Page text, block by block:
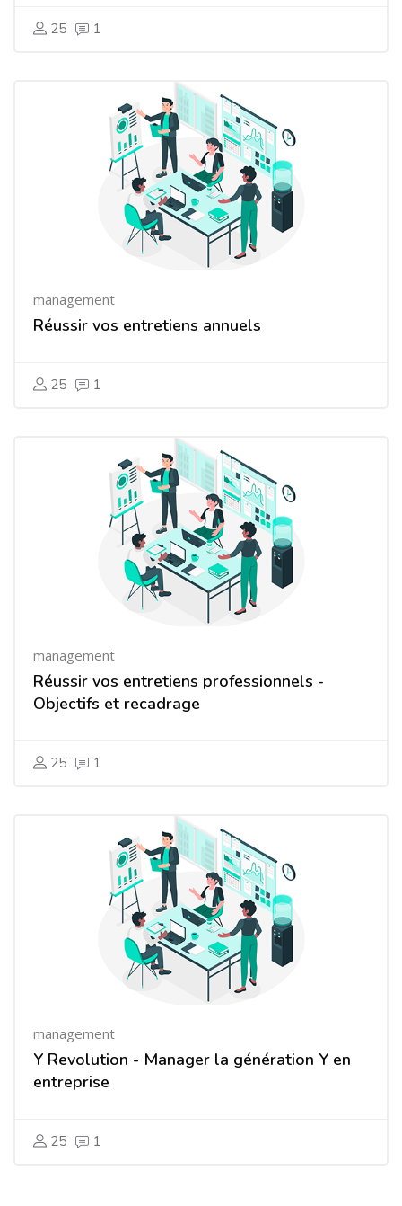
25 1
management
Réussir vos entretiens annuels
25 1
management
Réussir vos entretiens professionnels -
Objectifs et recadrage
25 1
management
Y Revolution - Manager la génération Y en
entreprise
25 1